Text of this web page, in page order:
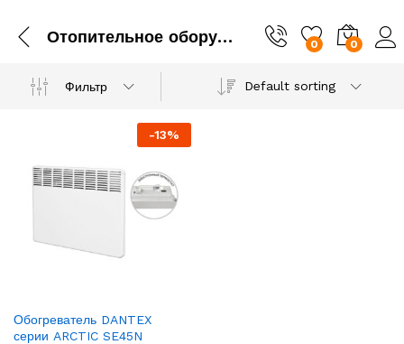
Отопительное оборудование 0 0
Фильтр Default sorting
-13%
Обогреватель DANTEX
серии ARCTIC SE45N